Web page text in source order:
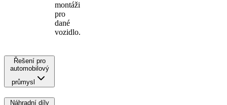
montáži
pro
dané
vozidlo.
Řešení pro
automobilový
průmysl
Náhradní díly